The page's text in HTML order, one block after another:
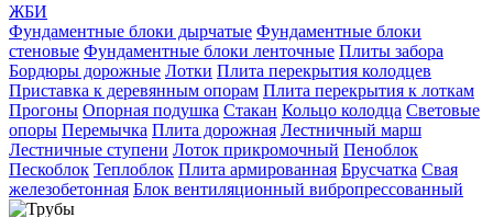
ЖБИ
Фундаментные блоки дырчатые Фундаментные блоки
стеновые Фундаментные блоки ленточные Плиты забора
Бордюры дорожные Лотки Плита перекрытия колодцев
Приставка к деревянным опорам Плита перекрытия к лоткам
Прогоны Опорная подушка Стакан Кольцо колодца Световые
опоры Перемычка Плита дорожная Лестничный марш
Лестничные ступени Лоток прикромочный Пеноблок
Пескоблок Теплоблок Плита армированная Брусчатка Свая
железобетонная Блок вентиляционный вибропрессованный